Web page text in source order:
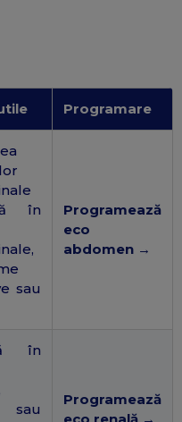
Programare
în
sau
Programează
eco
abdomen →
în
sau
Programează